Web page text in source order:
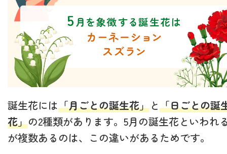
誕生花には「月ごとの誕生花」と「日ごとの誕
花」の2種類があります。5月の誕生花といわれ
が複数あるのは、この違いがあるためです。